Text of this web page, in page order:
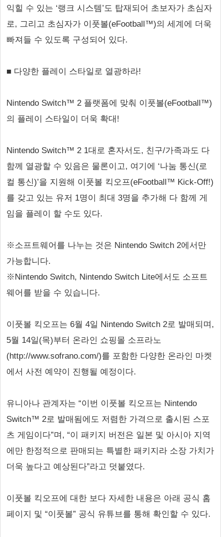
익힐 수 있는 ‘랭크 시스템’도 탑재되어 초보자가 초심자
로, 그리고 초심자가 이풋볼(eFootball™)의 세계에 더욱
빠져들 수 있도록 구성되어 있다.
■ 다양한 플레이 스타일로 열광하라!
Nintendo Switch™ 2 플랫폼에 맞춰 이풋볼(eFootball™)
의 플레이 스타일이 더욱 확대!
Nintendo Switch™ 2 1대로 혼자서도, 친구/가족과도 다
함께 열광할 수 있음은 물론이고, 여기에 ‘나눔 통신(로
컬 통신)’을 지원해 이풋볼 킥오프(eFootball™ Kick-Off!)
를 갖고 있는 유저 1명이 최대 3명을 추가해 다 함께 게
임을 플레이 할 수도 있다.
※소프트웨어를 나누는 것은 Nintendo Switch 2에서만
가능합니다.
※Nintendo Switch, Nintendo Switch Lite에서도 소프트
웨어를 받을 수 있습니다.
이풋볼 킥오프는 6월 4일 Nintendo Switch 2로 발매되며,
5월 14일(목)부터 온라인 쇼핑몰 소프라노
(http://www.sofrano.com/)를 포함한 다양한 온라인 마켓
에서 사전 예약이 진행될 예정이다.
유니아나 관계자는 “이번 이풋볼 킥오프는 Nintendo
Switch™ 2로 발매됨에도 저렴한 가격으로 출시된 스포
츠 게임이다”며, “이 패키지 버전은 일본 및 아시아 지역
에만 한정적으로 판매되는 특별한 패키지라 소장 가치가
더욱 높다고 예상된다”라고 덧붙였다.
이풋볼 킥오프에 대한 보다 자세한 내용은 아래 공식 홈
페이지 및 “이풋볼” 공식 유튜브를 통해 확인할 수 있다.